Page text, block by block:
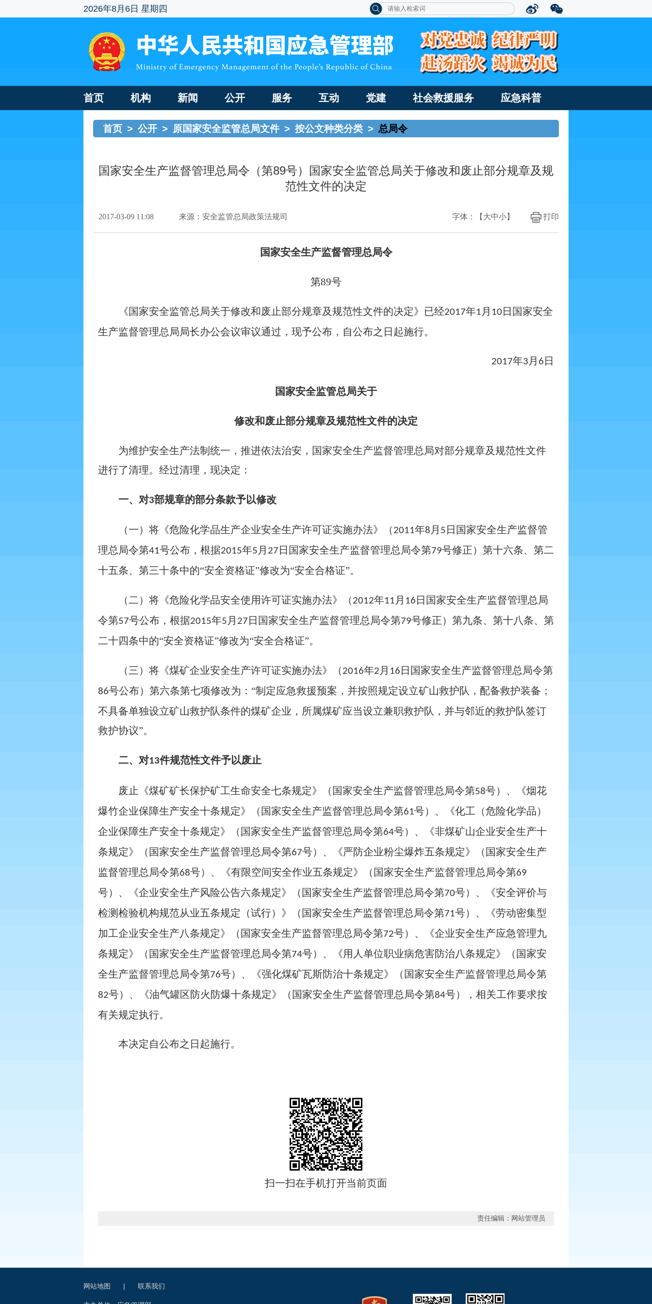
2026年8月6日 星期四
首页 机构 新闻 公开 服务 互动 党建 社会救援服务 应急科普
首页 > 公开 > 原国家安全监管总局文件 > 按公文种类分类 > 总局令
国家安全生产监督管理总局令（第89号）国家安全监管总局关于修改和废止部分规章及规
范性文件的决定
2017-03-09 11:08 来源：安全监管总局政策法规司 打印
字体：【 大中小】
国家安全生产监督管理总局令
第89号
《国家安全监管总局关于修改和废止部分规章及规范性文件的决定》已经2017年1 月 10 日国家安全
生产监督管理总局局长办公会议审议通过，现予公布，自公布之日起施行。
2017年3月 6 日
国家安全监管总局关于
修改和废止部分规章及规范性文件的决定
为维护安全生产法制统一，推进依法治安，国家安全生产监督管理总局对部分规章及规范性文件
进行了清理。经过清理，现决定：
一、对3部规章的部分条款予以修改
（一）将《危险化学品生产企业安全生产许可证实施办法》（2011年8月 5 日国家安全生产监督管
理总局令第41号公布，根据2015年5月 27 日国家安全生产监督管理总局令第79号修正）第十六条、第二
十五条、第三十条中的“安全资格证”修改为“安全合格证”。
（二）将《危险化学品安全使用许可证实施办法》（2012年11月 16 日国家安全生产监督管理总局
令第57号公布，根据2015年5月 27 日国家安全生产监督管理总局令第79号修正）第九条、第十八条、第
二十四条中的“安全资格证”修改为“安全合格证”。
（三）将《煤矿企业安全生产许可证实施办法》（2016年2月 16 日国家安全生产监督管理总局令第
86号公布）第六条第七项修改为：“制定应急救援预案，并按照规定设立矿山救护队，配备救护装备；
不具备单独设立矿山救护队条件的煤矿企业，所属煤矿应当设立兼职救护队，并与邻近的救护队签订
救护协议”。
二、对13件规范性文件予以废止
废止《煤矿矿长保护矿工生命安全七条规定》（国家安全生产监督管理总局令第58号）、《烟花
爆竹企业保障生产安全十条规定》（国家安全生产监督管理总局令第61号）、《化工（危险化学品）
企业保障生产安全十条规定》（国家安全生产监督管理总局令第64号）、《非煤矿山企业安全生产十
条规定》（国家安全生产监督管理总局令第67号）、《严防企业粉尘爆炸五条规定》（国家安全生产
监督管理总局令第68号）、《有限空间安全作业五条规定》（国家安全生产监督管理总局令第69
号）、《企业安全生产风险公告六条规定》（国家安全生产监督管理总局令第70号）、《安全评价与
检测检验机构规范从业五条规定（试行）》（国家安全生产监督管理总局令第71号）、《劳动密集型
加工企业安全生产八条规定》（国家安全生产监督管理总局令第72号）、《企业安全生产应急管理九
条规定》（国家安全生产监督管理总局令第74号）、《用人单位职业病危害防治八条规定》（国家安
全生产监督管理总局令第76号）、《强化煤矿瓦斯防治十条规定》（国家安全生产监督管理总局令第
82号）、《油气罐区防火防爆十条规定》（国家安全生产监督管理总局令第84号），相关工作要求按
有关规定执行。
本决定自公布之日起施行。
扫一扫在手机打开当前页面
责任编辑：网站管理员
网站地图 | 联系我们